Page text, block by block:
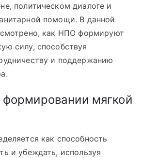
политическом диалоге и
помощи. В данной
как НПО формируют
силу, способствуя
и поддержанию
мягкой
как способность
и убеждать, используя